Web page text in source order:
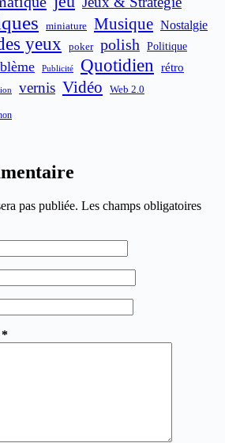
miniature Musique Nostalgie
yeux poker polish Politique
Publicité Quotidien
rétro
vernis Vidéo Web 2.0
pas publiée. Les champs obligatoires
*